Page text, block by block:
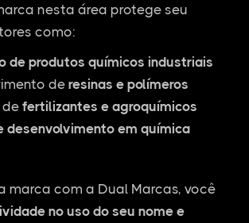
nesta área protege seu
como:
de produtos químicos industriais
de resinas e polímeros
de fertilizantes e agroquímicos
desenvolvimento em química
marca com a Dual Marcas, você
no uso do seu nome e